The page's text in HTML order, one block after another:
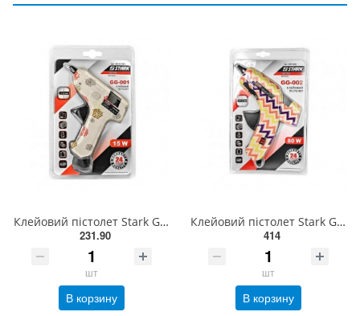
Клейовий пістолет Stark GG-001 7,2 мм 15 Вт(525072001)
231.90
шт
В корзину
Клейовий пістолет Stark GG-002 11,2 мм 80 Вт(525112001)
414
шт
В корзину